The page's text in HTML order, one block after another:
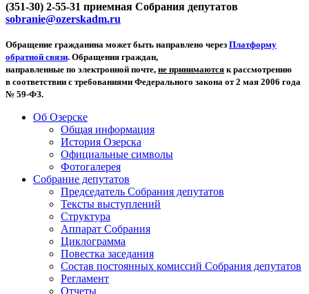
(351-30) 2-55-31 приемная Собрания депутатов
sobranie@ozerskadm.ru
Обращение гражданина может быть направлено через Платформу
обратной связи. Обращения граждан,
направленные по электронной почте, не принимаются к рассмотрению
в соответствии с требованиями Федерального закона от 2 мая 2006 года
№ 59-ФЗ.
Об Озерске
Общая информация
История Озерска
Официальные символы
Фотогалерея
Собрание депутатов
Председатель Собрания депутатов
Тексты выступлений
Структура
Аппарат Собрания
Циклограмма
Повестка заседания
Состав постоянных комиссий Собрания депутатов
Регламент
Отчеты